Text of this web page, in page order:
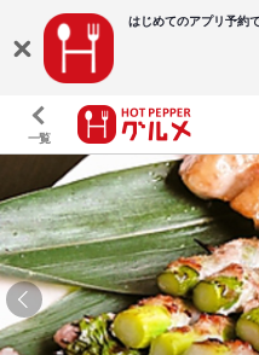
はじめてのアプリ予約
一覧